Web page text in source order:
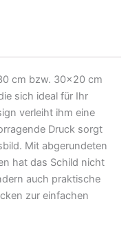
cm bzw. 30×20 cm
sich ideal für Ihr
verleiht ihm eine
Druck sorgt
Mit abgerundeten
hat das Schild nicht
auch praktische
zur einfachen